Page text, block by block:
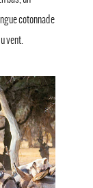
cotonnade
vent.